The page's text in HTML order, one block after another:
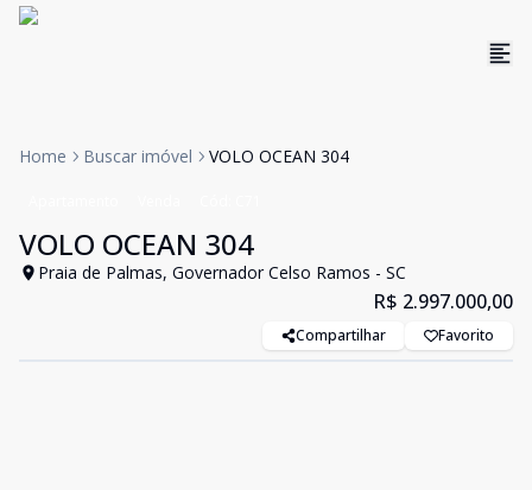
Home Buscar imóvel VOLO OCEAN 304
VOLO OCEAN 304
Praia de Palmas, Governador Celso Ramos - SC
R$ 2.997.000,00
Compartilhar Favorito